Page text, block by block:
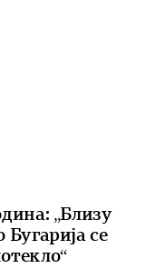
„Близу
се